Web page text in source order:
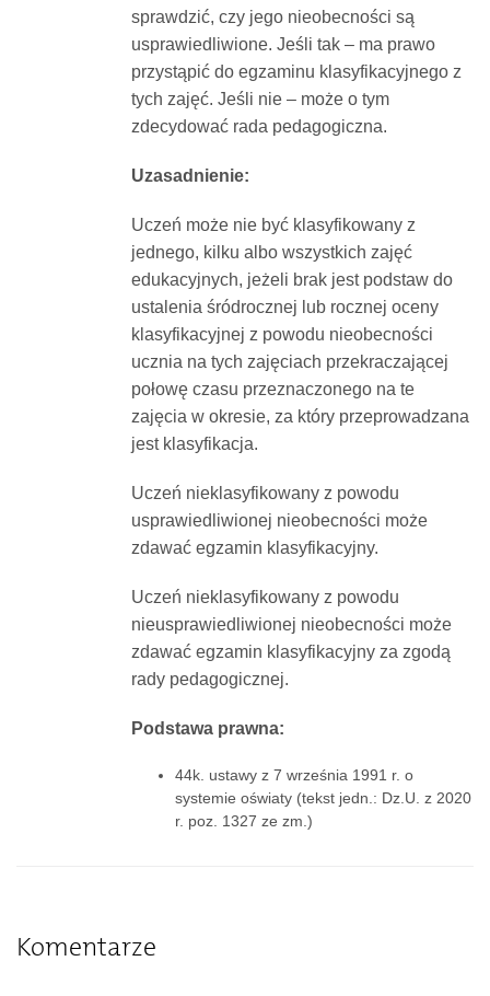
sprawdzić, czy jego nieobecności są
usprawiedliwione. Jeśli tak – ma prawo
przystąpić do egzaminu klasyfikacyjnego z
tych zajęć. Jeśli nie – może o tym
zdecydować rada pedagogiczna.
Uzasadnienie:
Uczeń może nie być klasyfikowany z
jednego, kilku albo wszystkich zajęć
edukacyjnych, jeżeli brak jest podstaw do
ustalenia śródrocznej lub rocznej oceny
klasyfikacyjnej z powodu nieobecności
ucznia na tych zajęciach przekraczającej
połowę czasu przeznaczonego na te
zajęcia w okresie, za który przeprowadzana
jest klasyfikacja.
Uczeń nieklasyfikowany z powodu
usprawiedliwionej nieobecności może
zdawać egzamin klasyfikacyjny.
Uczeń nieklasyfikowany z powodu
nieusprawiedliwionej nieobecności może
zdawać egzamin klasyfikacyjny za zgodą
rady pedagogicznej.
Podstawa prawna:
44k. ustawy z 7 września 1991 r. o
systemie oświaty (tekst jedn.: Dz.U. z 2020
r. poz. 1327 ze zm.)
Komentarze